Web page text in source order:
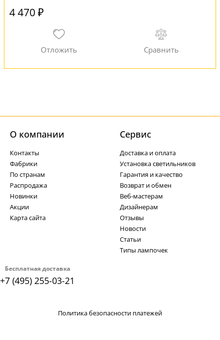
4 470 ₽
Бесплатная доставка
+7 (495) 255-03-21
О компании
Контакты
Фабрики
По странам
Распродажа
Новинки
Акции
Карта сайта
Cервис
Доставка и оплата
Установка светильников
Гарантия и качество
Возврат и обмен
Веб-мастерам
Дизайнерам
Отзывы
Новости
Статьи
Типы лампочек
Политика безопасности платежей